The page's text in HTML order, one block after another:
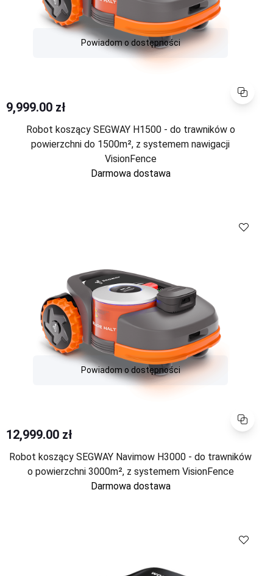
Porównaj
Powiadom o dostępności
9,999.00 zł
Robot koszący SEGWAY H1500 - do trawników o
powierzchni do 1500m², z systemem nawigacji
VisionFence
Darmowa dostawa
Porównaj
Powiadom o dostępności
12,999.00 zł
Robot koszący SEGWAY Navimow H3000 - do trawników
o powierzchni 3000m², z systemem VisionFence
Darmowa dostawa